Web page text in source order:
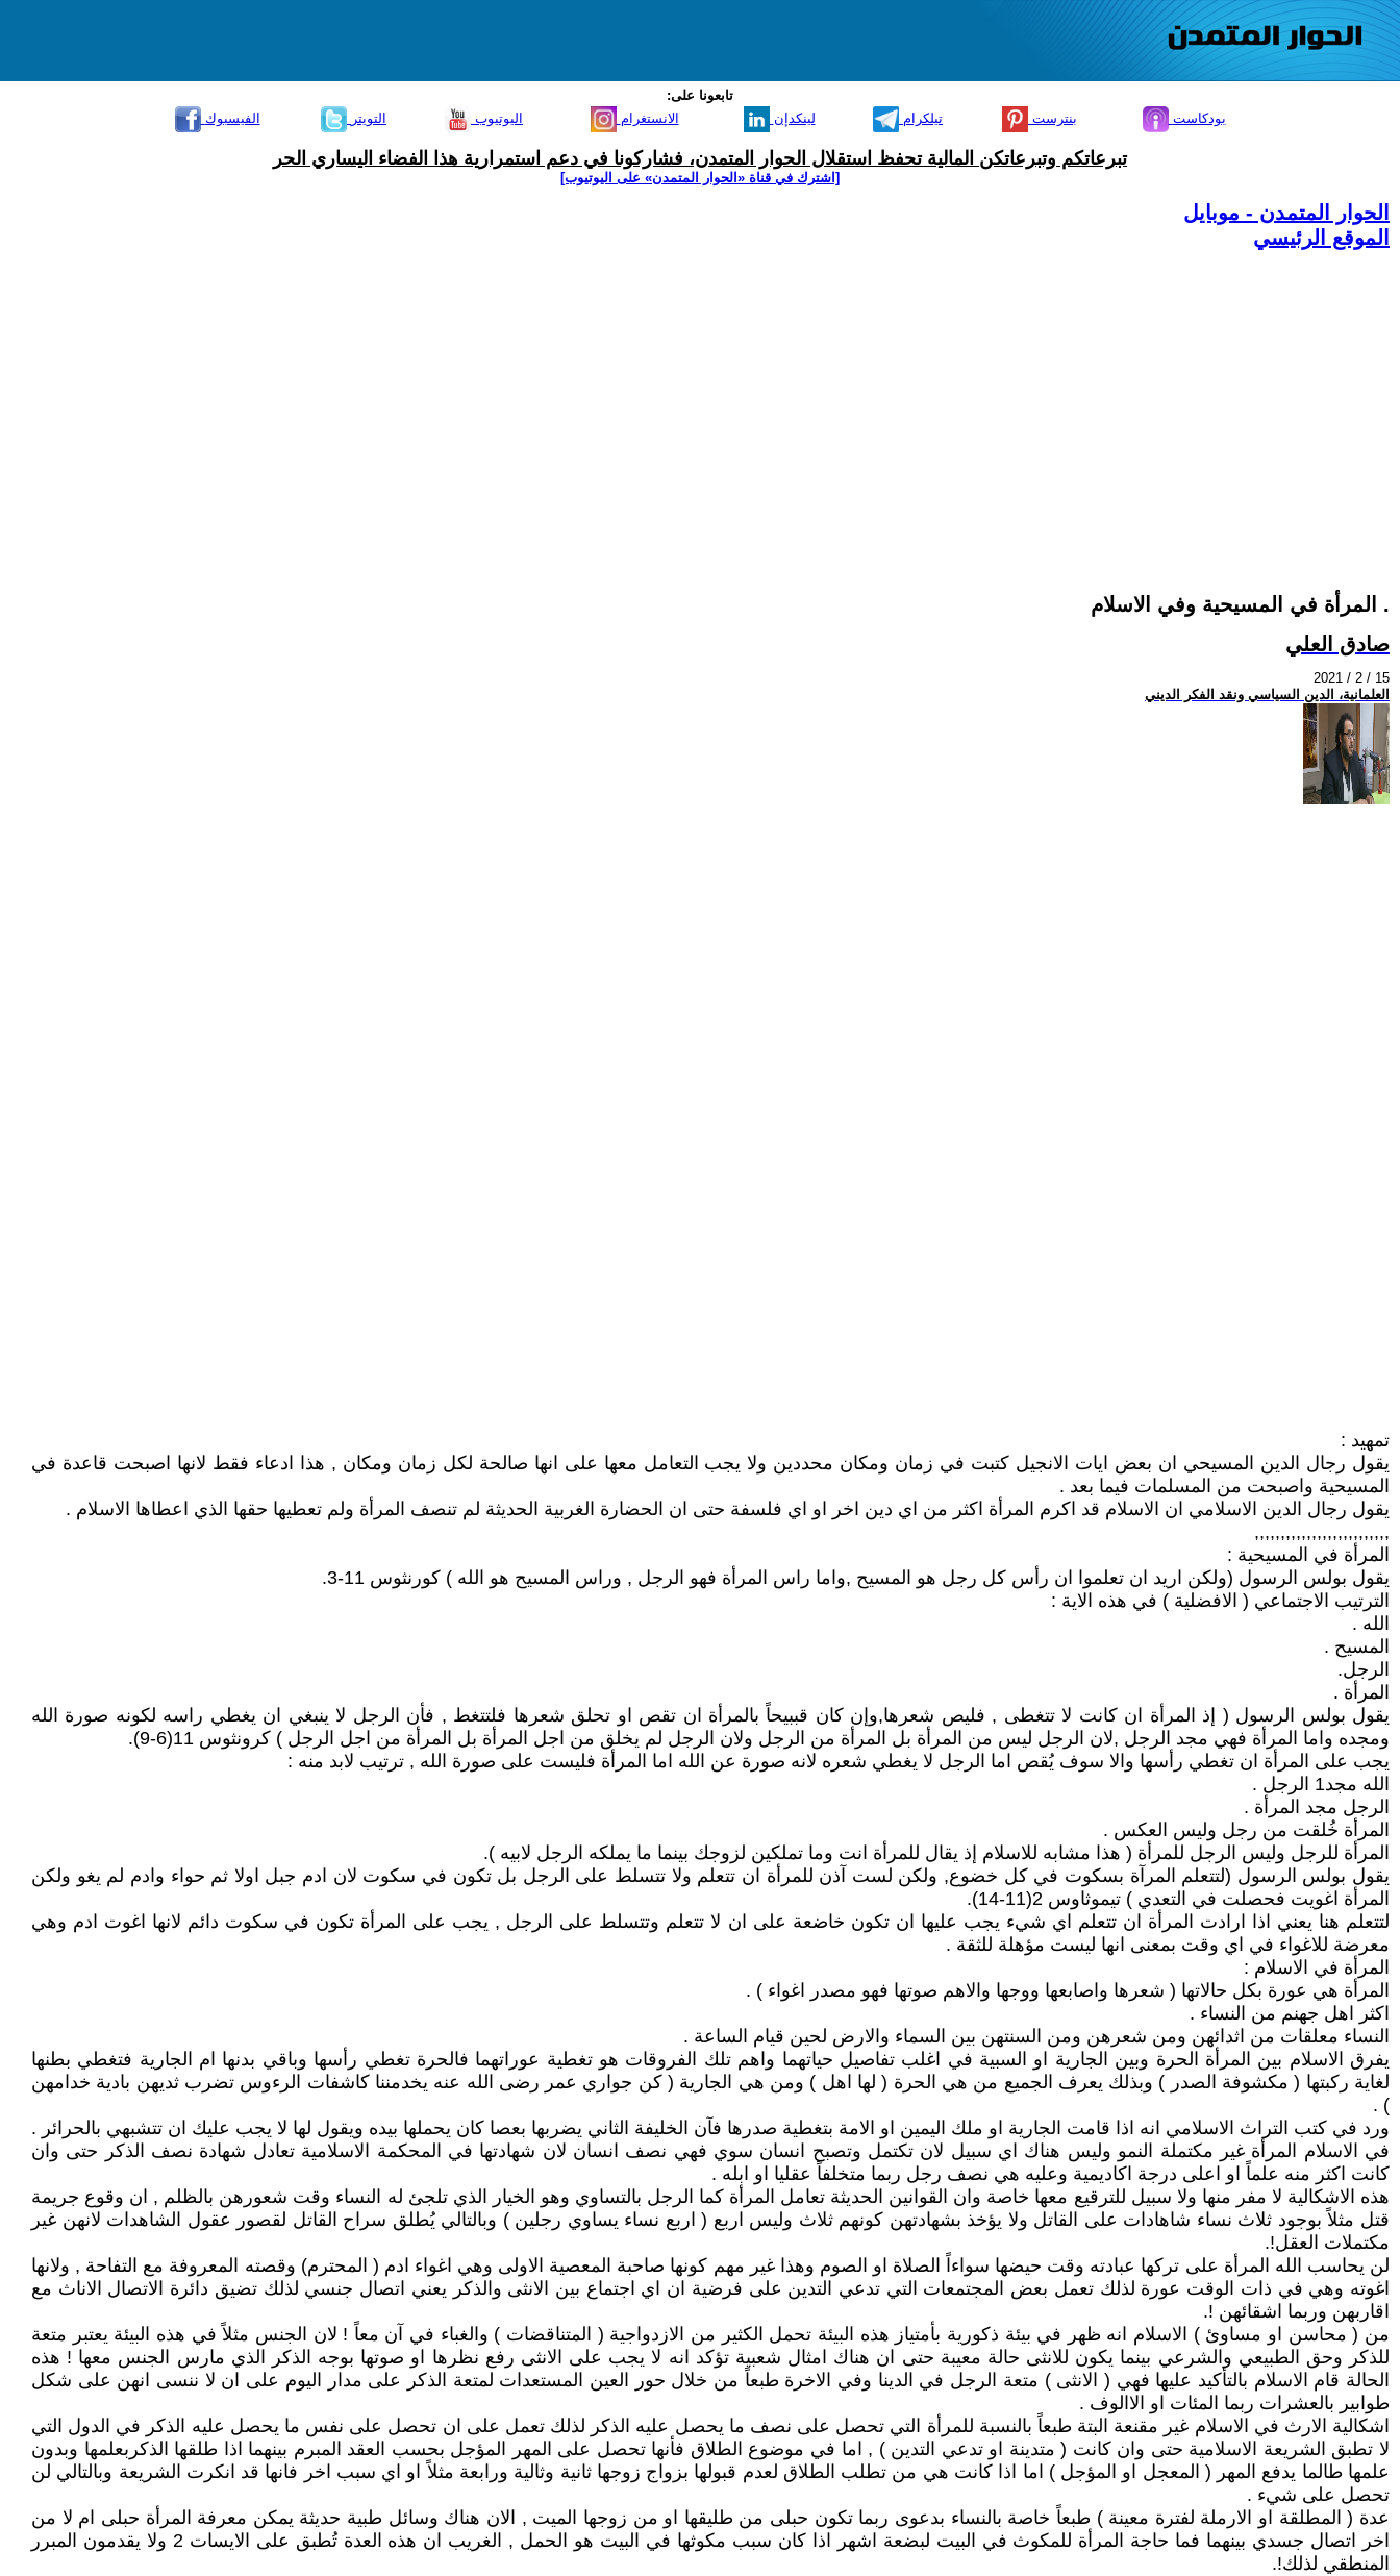
تابعونا على:
الفيسبوك
التويتر اليوتيوب الانستغرام لينكدإن تيلكرام بنترست بودكاست
تبرعاتكم وتبرعاتكن المالية تحفظ استقلال الحوار المتمدن، فشاركونا في دعم استمرارية هذا الفضاء اليساري الحر
[اشترك في قناة ‫«الحوار المتمدن» على اليوتيوب]
الحوار المتمدن - موبايل
الموقع الرئيسي
المرأة في المسيحية وفي الاسلام .
صادق العلي
2021 / 2 / 15
العلمانية، الدين السياسي ونقد الفكر الديني
تمهيد :
يقول رجال الدين المسيحي ان بعض ايات الانجيل كتبت في زمان ومكان محددين ولا يجب التعامل معها على انها صالحة لكل زمان ومكان , هذا ادعاء فقط لانها اصبحت قاعدة في
المسيحية واصبحت من المسلمات فيما بعد .
يقول رجال الدين الاسلامي ان الاسلام قد اكرم المرأة اكثر من اي دين اخر او اي فلسفة حتى ان الحضارة الغربية الحديثة لم تنصف المرأة ولم تعطيها حقها الذي اعطاها الاسلام .
,,,,,,,,,,,,,,,,,,,,,,,,,,
المرأة في المسيحية :
يقول بولس الرسول (ولكن اريد ان تعلموا ان رأس كل رجل هو المسيح ,واما راس المرأة فهو الرجل , وراس المسيح هو الله ) كورنثوس 11-3.
الترتيب الاجتماعي ( الافضلية ) في هذه الاية :
الله .
المسيح .
الرجل.
المرأة .
يقول بولس الرسول ( إذ المرأة ان كانت لا تتغطى , فليص شعرها,وإن كان قببيحاً بالمرأة ان تقص او تحلق شعرها فلتتغط , فأن الرجل لا ينبغي ان يغطي راسه لكونه صورة الله
ومجده واما المرأة فهي مجد الرجل ,لان الرجل ليس من المرأة بل المرأة من الرجل ولان الرجل لم يخلق من اجل المرأة بل المرأة من اجل الرجل ) كرونثوس 11(6-9).
يجب على المرأة ان تغطي رأسها والا سوف يُقص اما الرجل لا يغطي شعره لانه صورة عن الله اما المرأة فليست على صورة الله , ترتيب لابد منه :
الله مجد1 الرجل .
الرجل مجد المرأة .
المرأة خُلقت من رجل وليس العكس .
المرأة للرجل وليس الرجل للمرأة ( هذا مشابه للاسلام إذ يقال للمرأة انت وما تملكين لزوجك بينما ما يملكه الرجل لابيه ).
يقول بولس الرسول (لتتعلم المرآة بسكوت في كل خضوع, ولكن لست آذن للمرأة ان تتعلم ولا تتسلط على الرجل بل تكون في سكوت لان ادم جبل اولا ثم حواء وادم لم يغو ولكن
المرأة اغويت فحصلت في التعدي ) تيموثاوس 2(11-14).
لتتعلم هنا يعني اذا ارادت المرأة ان تتعلم اي شيء يجب عليها ان تكون خاضعة على ان لا تتعلم وتتسلط على الرجل , يجب على المرأة تكون في سكوت دائم لانها اغوت ادم وهي
معرضة للاغواء في اي وقت بمعنى انها ليست مؤهلة للثقة .
المرأة في الاسلام :
المرأة هي عورة بكل حالاتها ( شعرها واصابعها ووجها والاهم صوتها فهو مصدر اغواء ) .
اكثر اهل جهنم من النساء .
النساء معلقات من اثدائهن ومن شعرهن ومن السنتهن بين السماء والارض لحين قيام الساعة .
يفرق الاسلام بين المرأة الحرة وبين الجارية او السبية في اغلب تفاصيل حياتهما واهم تلك الفروقات هو تغطية عوراتهما فالحرة تغطي رأسها وباقي بدنها ام الجارية فتغطي بطنها
لغاية ركبتها ( مكشوفة الصدر ) وبذلك يعرف الجميع من هي الحرة ( لها اهل ) ومن هي الجارية ( كن جواري عمر رضى الله عنه يخدمننا كاشفات الرءوس تضرب ثديهن بادية خدامهن
) .
ورد في كتب التراث الاسلامي انه اذا قامت الجارية او ملك اليمين او الامة بتغطية صدرها فآن الخليفة الثاني يضربها بعصا كان يحملها بيده ويقول لها لا يجب عليك ان تتشبهي بالحرائر .
في الاسلام المرأة غير مكتملة النمو وليس هناك اي سبيل لان تكتمل وتصبح انسان سوي فهي نصف انسان لان شهادتها في المحكمة الاسلامية تعادل شهادة نصف الذكر حتى وان
كانت اكثر منه علماً او اعلى درجة اكاديمية وعليه هي نصف رجل ربما متخلفاً عقليا او ابله .
هذه الاشكالية لا مفر منها ولا سبيل للترقيع معها خاصة وان القوانين الحديثة تعامل المرأة كما الرجل بالتساوي وهو الخيار الذي تلجئ له النساء وقت شعورهن بالظلم , ان وقوع جريمة
قتل مثلاً بوجود ثلاث نساء شاهادات على القاتل ولا يؤخذ بشهادتهن كونهم ثلاث وليس اربع ( اربع نساء يساوي رجلين ) وبالتالي يُطلق سراح القاتل لقصور عقول الشاهدات لانهن غير
مكتملات العقل!.
لن يحاسب الله المرأة على تركها عبادته وقت حيضها سواءاً الصلاة او الصوم وهذا غير مهم كونها صاحبة المعصية الاولى وهي اغواء ادم ( المحترم) وقصته المعروفة مع التفاحة , ولانها
اغوته وهي في ذات الوقت عورة لذلك تعمل بعض المجتمعات التي تدعي التدين على فرضية ان اي اجتماع بين الانثى والذكر يعني اتصال جنسي لذلك تضيق دائرة الاتصال الاناث مع
اقاربهن وربما اشقائهن !.
من ( محاسن او مساوئ ) الاسلام انه ظهر في بيئة ذكورية بأمتياز هذه البيئة تحمل الكثير من الازدواجية ( المتناقضات ) والغباء في آن معاً ! لان الجنس مثلاً في هذه البيئة يعتبر متعة
للذكر وحق الطبيعي والشرعي بينما يكون للانثى حالة معيبة حتى ان هناك امثال شعبية تؤكد انه لا يجب على الانثى رفع نظرها او صوتها بوجه الذكر الذي مارس الجنس معها ! هذه
الحالة قام الاسلام بالتأكيد عليها فهي ( الانثى ) متعة الرجل في الدينا وفي الاخرة طبعاً من خلال حور العين المستعدات لمتعة الذكر على مدار اليوم على ان لا ننسى انهن على شكل
طوابير بالعشرات ربما المئات او الاالوف .
اشكالية الارث في الاسلام غير مقنعة البتة طبعاً بالنسبة للمرأة التي تحصل على نصف ما يحصل عليه الذكر لذلك تعمل على ان تحصل على نفس ما يحصل عليه الذكر في الدول التي
لا تطبق الشريعة الاسلامية حتى وان كانت ( متدينة او تدعي التدين ) , اما في موضوع الطلاق فأنها تحصل على المهر المؤجل بحسب العقد المبرم بينهما اذا طلقها الذكربعلمها وبدون
علمها طالما يدفع المهر ( المعجل او المؤجل ) اما اذا كانت هي من تطلب الطلاق لعدم قبولها بزواج زوجها ثانية وثالية ورابعة مثلاً او اي سبب اخر فانها قد انكرت الشريعة وبالتالي لن
تحصل على شيء .
عدة ( المطلقة او الارملة لفترة معينة ) طبعاً خاصة بالنساء بدعوى ربما تكون حبلى من طليقها او من زوجها الميت , الان هناك وسائل طبية حديثة يمكن معرفة المرأة حبلى ام لا من
اخر اتصال جسدي بينهما فما حاجة المرأة للمكوث في البيت لبضعة اشهر اذا كان سبب مكوثها في البيت هو الحمل , الغريب ان هذه العدة تُطبق على الايسات 2 ولا يقدمون المبرر
المنطقي لذلك!.